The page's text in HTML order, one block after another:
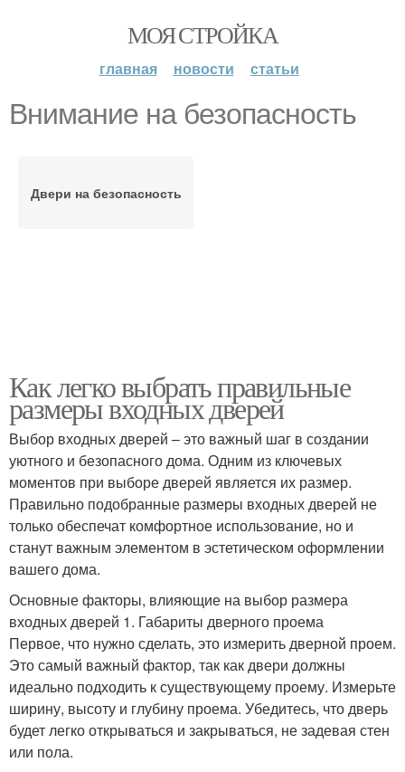
МОЯ СТРОЙКА
главная новости статьи
Внимание на безопасность
Двери на безопасность
Как легко выбрать правильные
размеры входных дверей
Выбор входных дверей – это важный шаг в создании
уютного и безопасного дома. Одним из ключевых
моментов при выборе дверей является их размер.
Правильно подобранные размеры входных дверей не
только обеспечат комфортное использование, но и
станут важным элементом в эстетическом оформлении
вашего дома.
Основные факторы, влияющие на выбор размера
входных дверей 1. Габариты дверного проема
Первое, что нужно сделать, это измерить дверной проем.
Это самый важный фактор, так как двери должны
идеально подходить к существующему проему. Измерьте
ширину, высоту и глубину проема. Убедитесь, что дверь
будет легко открываться и закрываться, не задевая стен
или пола.